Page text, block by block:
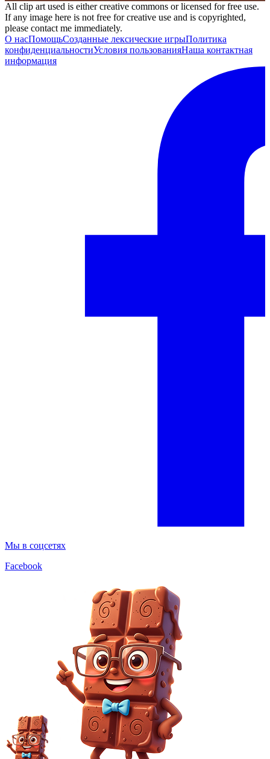
All clip art used is either creative commons or licensed for free use.
If any image here is not free for creative use and is copyrighted,
please contact me immediately.
О насПомощьСозданные лексические игрыПолитика
конфиденциальностиУсловия пользованияНаша контактная
информация
Мы в соцсетях
Facebook